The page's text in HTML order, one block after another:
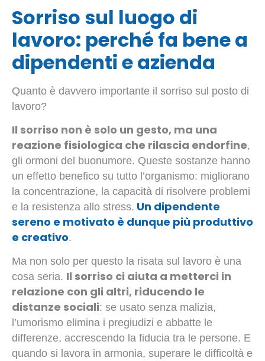
Sorriso sul luogo di
lavoro: perché fa bene a
dipendenti e azienda
Quanto è davvero importante il sorriso sul posto di
lavoro?
Il sorriso non è solo un gesto, ma una
reazione fisiologica che rilascia endorfine,
gli ormoni del buonumore. Queste sostanze hanno
un effetto benefico su tutto l’organismo: migliorano
la concentrazione, la capacità di risolvere problemi
e la resistenza allo stress. Un dipendente
sereno e motivato è dunque più produttivo
e creativo.
Ma non solo per questo la risata sul lavoro è una
cosa seria. Il sorriso ci aiuta a metterci in
relazione con gli altri, riducendo le
distanze sociali: se usato senza malizia,
l’umorismo elimina i pregiudizi e abbatte le
differenze, accrescendo la fiducia tra le persone. E
quando si lavora in armonia, superare le difficoltà e